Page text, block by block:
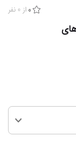
0 از 0 نفر
های